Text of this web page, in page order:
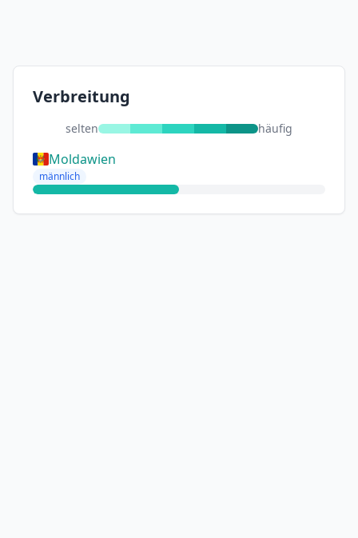
Verbreitung
selten häufig
Moldawien
männlich